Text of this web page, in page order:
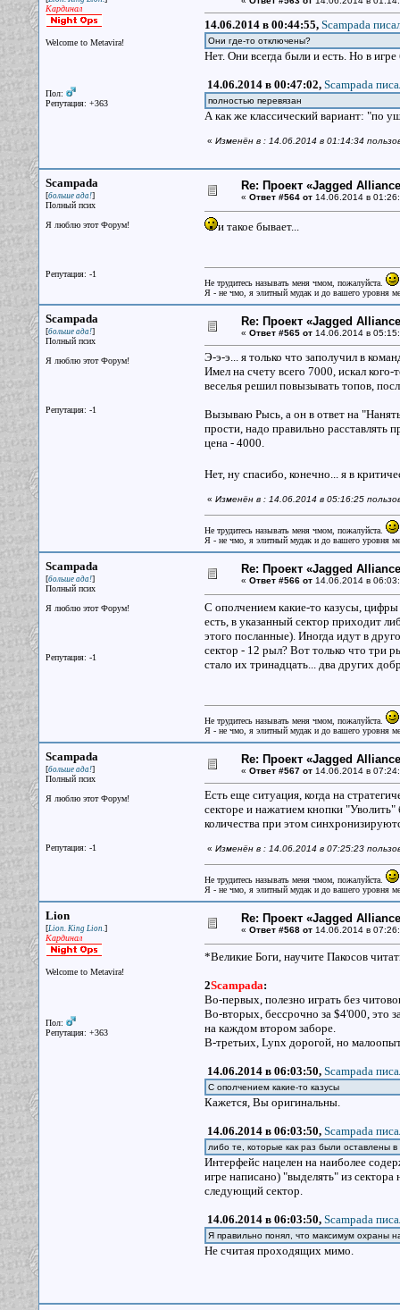
Кардинал
Welcome to Metavira!
Пол:
Репутация: +363
14.06.2014 в 00:44:55, Scampada
Они где-то отключены?
Нет. Они всегда были и есть. Но в
14.06.2014 в 00:47:02, Scampada
полностью перевязан
А как же классический вариант: "по
« Изменён в : 14.06.2014 в 01:14:34
Scampada
[больше ада!]
Полный псих
Я люблю этот Форум!
Репутация: -1
Re: Проект «Jagged
« Ответ #564 от14.06.2014 в
и такое бывает...
Не трудитесь называть меня чмом, пожалуйста.
Я - не чмо, я элитный мудак и до вашего уровня
Scampada
[больше ада!]
Полный псих
Я люблю этот Форум!
Репутация: -1
Re: Проект «Jagged
« Ответ #565 от14.06.2014 в
Э-э-э... я только что заполучил в
Имел на счету всего 7000, искал
веселья решил повызывать топов,
Вызываю Рысь, а он в ответ на
прости, надо правильно расставлять
цена - 4000.
Нет, ну спасибо, конечно... я в
« Изменён в : 14.06.2014 в 05:16:25
Не трудитесь называть меня чмом, пожалуйста.
Я - не чмо, я элитный мудак и до вашего уровня
Scampada
[больше ада!]
Полный псих
Я люблю этот Форум!
Репутация: -1
Re: Проект «Jagged
« Ответ #566 от14.06.2014 в
С ополчением какие-то казусы,
есть, в указанный сектор приходит
этого посланные). Иногда идут в
сектор - 12 рыл? Вот только что три
стало их тринадцать... два других
Не трудитесь называть меня чмом, пожалуйста.
Я - не чмо, я элитный мудак и до вашего уровня
Scampada
[больше ада!]
Полный псих
Я люблю этот Форум!
Репутация: -1
Re: Проект «Jagged
« Ответ #567 от14.06.2014 в
Есть еще ситуация, когда на
секторе и нажатием кнопки "Уволить"
количества при этом
« Изменён в : 14.06.2014 в 07:25:23
Не трудитесь называть меня чмом, пожалуйста.
Я - не чмо, я элитный мудак и до вашего уровня
Lion
[Lion. King Lion.]
Кардинал
Welcome to Metavira!
Пол:
Репутация: +363
Re: Проект «Jagged
« Ответ #568 от14.06.2014 в
*Великие Боги, научите Пакосов
2Scampada:
Во-первых, полезно играть без
Во-вторых, бессрочно за $4'000, это
на каждом втором заборе.
В-третьих, Lynx дорогой, но
14.06.2014 в 06:03:50, Scampada
С ополчением какие-то казусы
Кажется, Вы оригинальны.
14.06.2014 в 06:03:50, Scampada
либо те, которые как раз были оставлены
Интерфейс нацелен на наиболее
игре написано) "выделять" из
следующий сектор.
14.06.2014 в 06:03:50, Scampada
Я правильно понял, что максимум охраны
Не считая проходящих мимо.